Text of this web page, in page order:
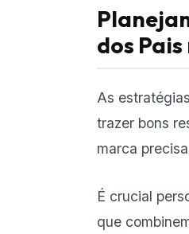
dos
As
trazer bons
marca
É crucial
que